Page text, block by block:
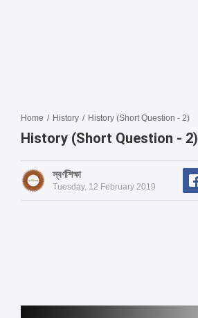
Home / History / History (Short Question - 2)
History (Short Question - 2)
স্বর্ণশিক্ষা
Tuesday, 12 February 2019